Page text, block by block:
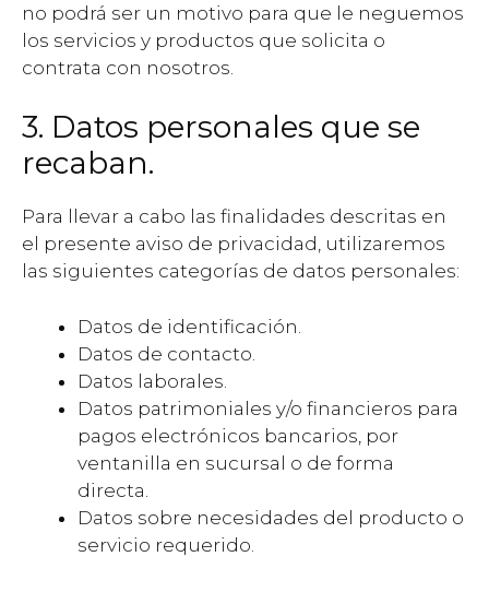
no podrá ser un motivo para que le neguemos
los servicios y productos que solicita o
contrata con nosotros.
3. Datos personales que se
recaban.
Para llevar a cabo las finalidades descritas en
el presente aviso de privacidad, utilizaremos
las siguientes categorías de datos personales:
Datos de identificación.
Datos de contacto.
Datos laborales.
Datos patrimoniales y/o financieros para
pagos electrónicos bancarios, por
ventanilla en sucursal o de forma
directa.
Datos sobre necesidades del producto o
servicio requerido.